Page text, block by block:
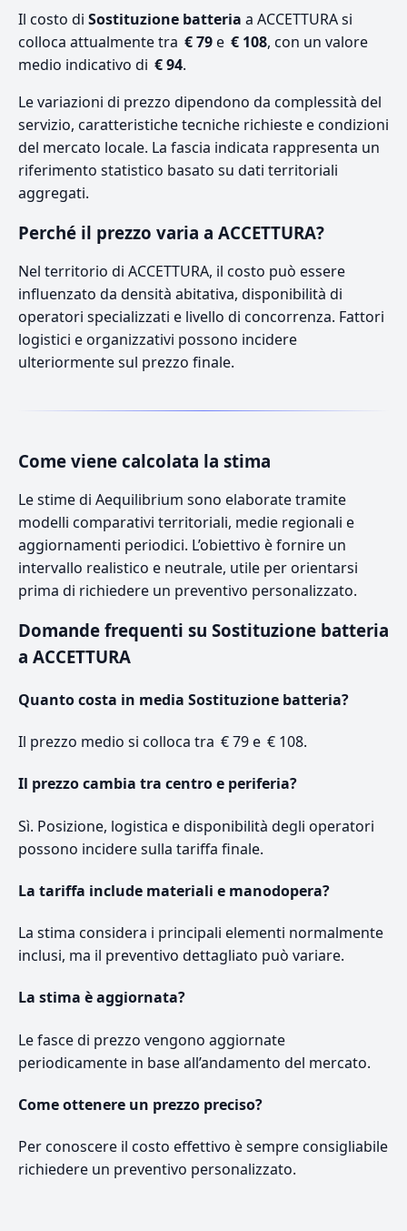
Il costo di Sostituzione batteria a ACCETTURA si
colloca attualmente tra € 79e € 108, con un valore
medio indicativo di € 94.
Le variazioni di prezzo dipendono da complessità del
servizio, caratteristiche tecniche richieste e condizioni
del mercato locale. La fascia indicata rappresenta un
riferimento statistico basato su dati territoriali
aggregati.
Perché il prezzo varia a ACCETTURA?
Nel territorio di ACCETTURA, il costo può essere
influenzato da densità abitativa, disponibilità di
operatori specializzati e livello di concorrenza. Fattori
logistici e organizzativi possono incidere
ulteriormente sul prezzo finale.
Come viene calcolata la stima
Le stime di Aequilibrium sono elaborate tramite
modelli comparativi territoriali, medie regionali e
aggiornamenti periodici. L’obiettivo è fornire un
intervallo realistico e neutrale, utile per orientarsi
prima di richiedere un preventivo personalizzato.
Domande frequenti su Sostituzione batteria
a ACCETTURA
Quanto costa in media Sostituzione batteria?
Il prezzo medio si colloca tra € 79 e € 108.
Il prezzo cambia tra centro e periferia?
Sì. Posizione, logistica e disponibilità degli operatori
possono incidere sulla tariffa finale.
La tariffa include materiali e manodopera?
La stima considera i principali elementi normalmente
inclusi, ma il preventivo dettagliato può variare.
La stima è aggiornata?
Le fasce di prezzo vengono aggiornate
periodicamente in base all’andamento del mercato.
Come ottenere un prezzo preciso?
Per conoscere il costo effettivo è sempre consigliabile
richiedere un preventivo personalizzato.